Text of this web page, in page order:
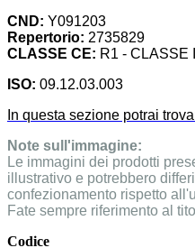
CND: Y091203
Repertorio: 2735829
CLASSE CE: R1 - CLASSE I
ISO: 09.12.03.003
In questa sezione potrai
Note sull'immagine:
Le immagini dei prodotti
illustrativo e potrebbero
confezionamento rispetto
Fate sempre riferimento al
Codice